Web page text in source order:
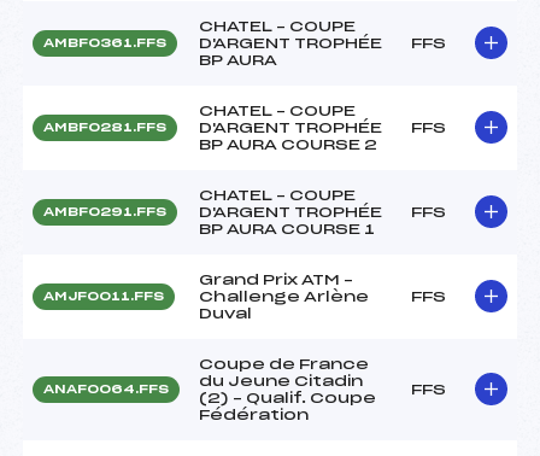
AMBF0361.FFS
CHATEL – COUPE
D'ARGENT TROPHÉE
BP AURA
FFS
AMBF0281.FFS
CHATEL – COUPE
D'ARGENT TROPHÉE
BP AURA COURSE 2
FFS
AMBF0291.FFS
CHATEL – COUPE
D'ARGENT TROPHÉE
BP AURA COURSE 1
FFS
AMJF0011.FFS
Grand Prix ATM –
Challenge Arlène
Duval
FFS
ANAF0064.FFS
Coupe de France
du Jeune Citadin
(2) – Qualif. Coupe
Fédération
FFS